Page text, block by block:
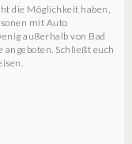
die Möglichkeit haben,
mit Auto
außerhalb von Bad
Schließt euch